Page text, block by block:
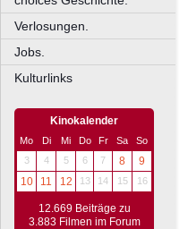
Verlosungen.
Jobs.
Kulturlinks
Kinokalender
Mo Di Mi Do Fr Sa
So
3
4 5 6 7 8
9
10
11 12 13 14 15 16
12.669 Beiträge zu
3.883 Filmen im Forum